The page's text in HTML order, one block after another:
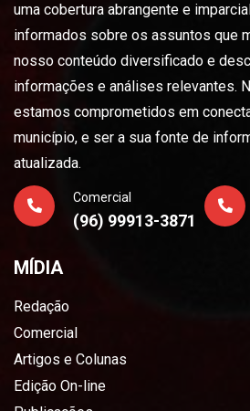
uma cobertura abrangente e
informados sobre os assuntos que
nosso conteúdo diversificado e
informações e análises relevantes.
estamos comprometidos em
município, e ser a sua fonte de
atualizada.
Comercial
(96) 99913-3871
MÍDIA
Redação
Comercial
Artigos e Colunas
Edição On-line